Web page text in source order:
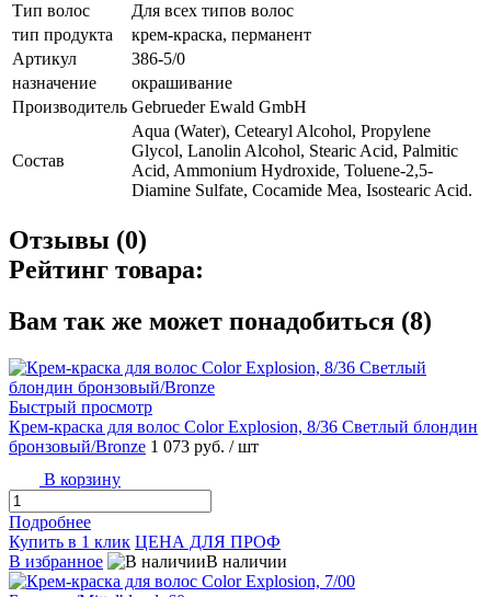
Тип волос
Для всех типов волос
тип продукта
крем-краска, перманент
Артикул
386-5/0
назначение
окрашивание
Производитель Gebrueder Ewald GmbH
Состав
Aqua (Water), Cetearyl Alcohol, Propylene
Glycol, Lanolin Alcohol, Stearic Acid, Palmitic
Acid, Ammonium Hydroxide, Toluene-2,5-
Diamine Sulfate, Cocamide Mea, Isostearic Acid.
Отзывы (0)
Рейтинг товара:
Вам так же может понадобиться (8)
Быстрый просмотр
Крем-краска для волос Color Explosion, 8/36 Светлый блондин
бронзовый/Bronze 1 073 руб. / шт
В корзину
Подробнее
Купить в 1 клик ЦЕНА ДЛЯ ПРОФ
В избранное
В наличии